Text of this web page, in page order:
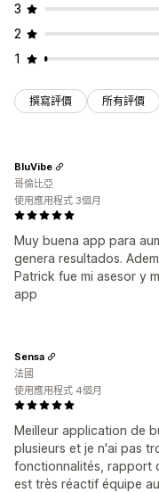
3
2
1
撰寫評價 所有評價
Muy buena app para
genera resultados.
Patrick fue mi asesor y
app
BluVibe
哥倫比亞
使用應用程式 3個月
Meilleur application de
plusieurs et je n'ai pas
fonctionnalités, rapport
est très réactif équipe
Sensa
法國
使用應用程式 4個月